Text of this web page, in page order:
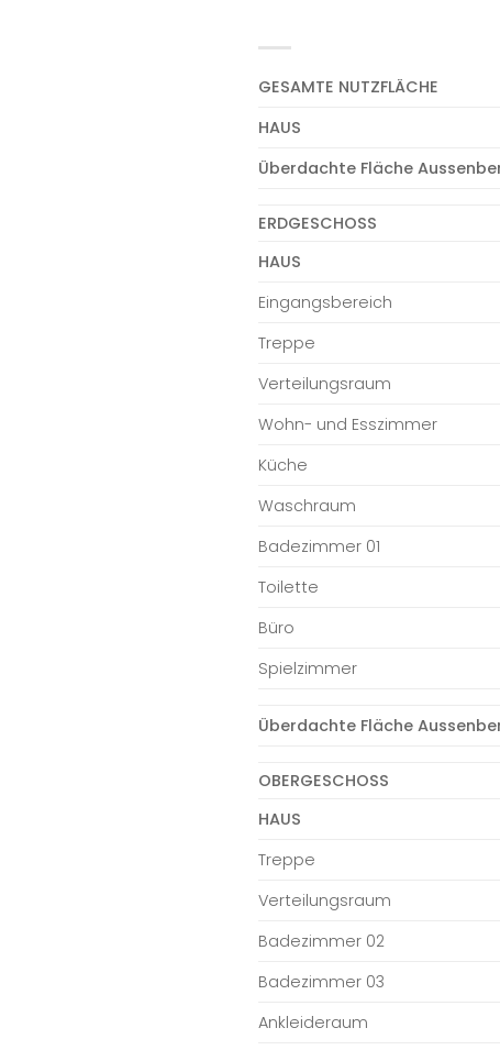
GESAMTE NUTZFLÄCHE
HAUS
Überdachte Fläche
ERDGESCHOSS
HAUS
Eingangsbereich
Treppe
Verteilungsraum
Wohn- und Esszimmer
Küche
Waschraum
Badezimmer 01
Toilette
Büro
Spielzimmer
Überdachte Fläche
OBERGESCHOSS
HAUS
Treppe
Verteilungsraum
Badezimmer 02
Badezimmer 03
Ankleideraum